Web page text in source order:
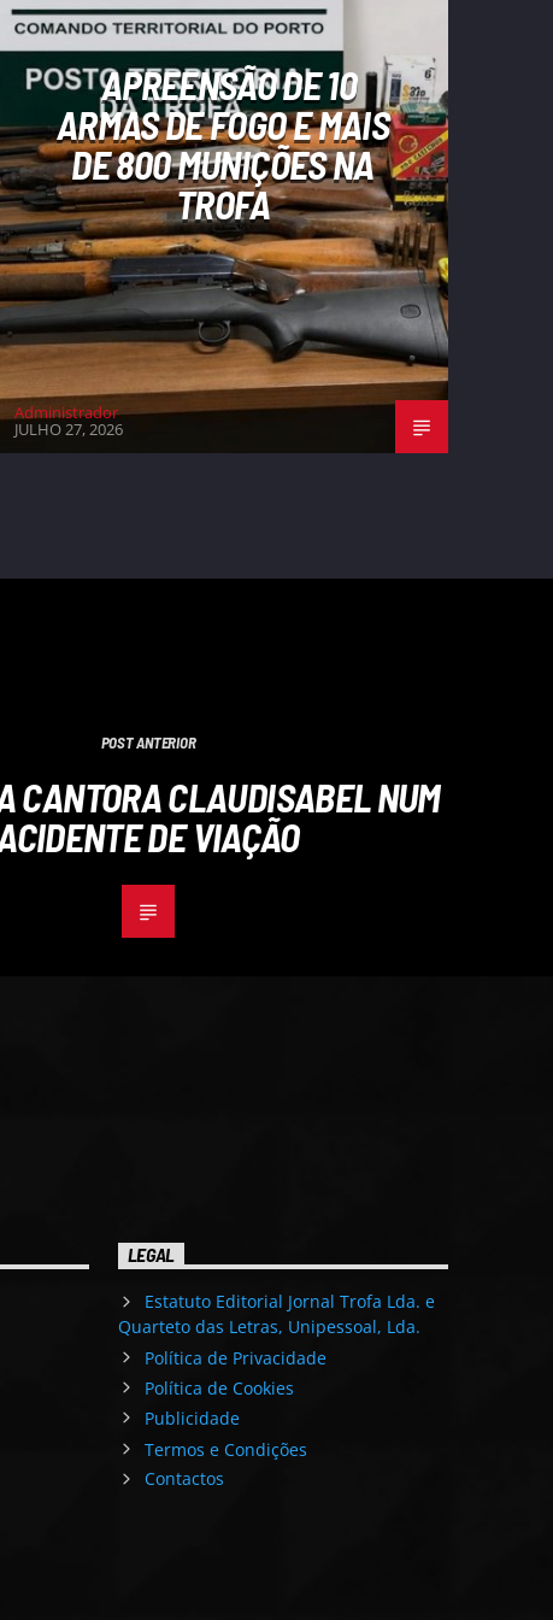
APREENSÃO DE 10
ARMAS DE FOGO E MAIS
DE 800 MUNIÇÕES NA
TROFA
Administrador
JULHO 27, 2026
POST ANTERIOR
CANTORA CLAUDISABEL NUM
DE VIAÇÃO
LEGAL
Estatuto Editorial Jornal Trofa Lda. e
Quarteto das Letras, Unipessoal, Lda.
Política de Privacidade
Política de Cookies
Publicidade
Termos e Condições
Contactos